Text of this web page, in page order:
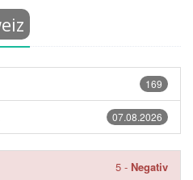
169
07.08.2026
5 - Negativ